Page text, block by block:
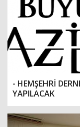
- HEMŞEHRİ
YAPILACAK